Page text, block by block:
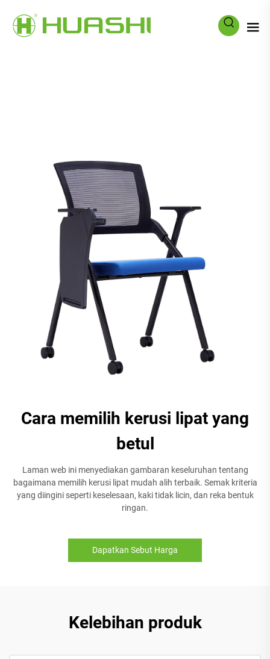
Cara memilih kerusi lipat yang
betul
Laman web ini menyediakan gambaran keseluruhan tentang
bagaimana memilih kerusi lipat mudah alih terbaik. Semak kriteria
yang diingini seperti keselesaan, kaki tidak licin, dan reka bentuk
ringan.
Dapatkan Sebut Harga
Kelebihan produk